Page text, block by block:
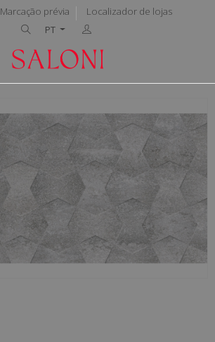
Marcação prévia
Localizador de lojas
PT